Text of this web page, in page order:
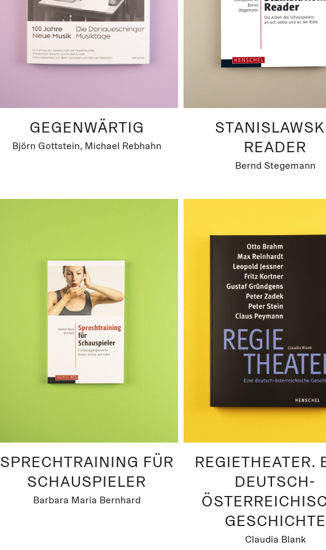
GEGENWÄRTIG
Björn Gottstein, Michael Rebhahn
READER
Bernd Stegemann
SPRECHTRAINING FÜR
SCHAUSPIELER
Barbara Maria Bernhard
REGIETHEATER.
DEUTSCH-
GESCHICHTE
Claudia Blank